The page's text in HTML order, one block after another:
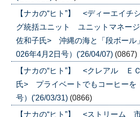
【ナカの“ヒト”】 <ディーエイ
グ統括ユニット ユニットマネー
佐和子氏> 沖縄の海と「段ボール
026年4月2日号）('26/04/07) (0867)
【ナカの“ヒト”】 <クレアル Ｅ
氏> プライベートでもコーヒーを
号）('26/03/31) (0866)
【ナカの“ヒト”】 <ストリーム